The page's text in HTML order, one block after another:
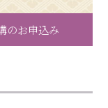
のお申込み